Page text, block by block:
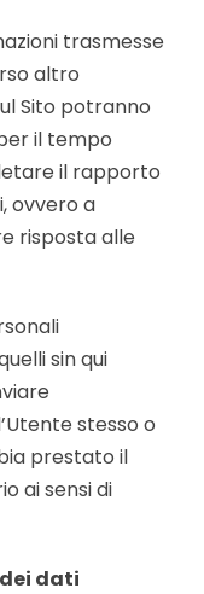
trasmesse
altro
Sito potranno
il tempo
il rapporto
ovvero a
risposta alle
sin qui
stesso o
prestato il
ai sensi di
dati